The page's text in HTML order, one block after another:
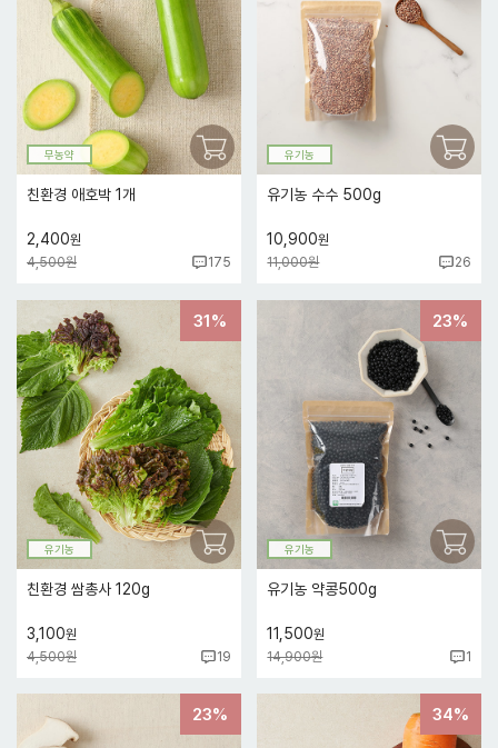
무농약
친환경 애호박 1개
2,400원
4,500원
175
유기농
유기농 수수 500g
10,900원
11,000원
26
31%
유기농
친환경 쌈총사 120g
3,100원
4,500원
19
23%
유기농
유기농 약콩500g
11,500원
14,900원
1
23% 34%